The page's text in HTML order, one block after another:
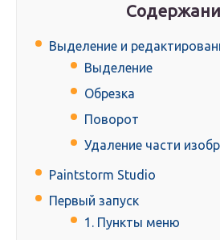
Выделение и
Выделение
Обрезка
Поворот
Удаление части
Paintstorm Studio
Первый запуск
1. Пункты меню